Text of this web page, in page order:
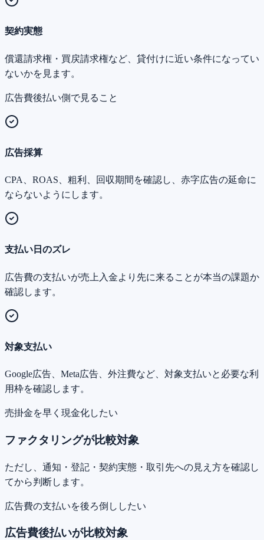
契約実態
償還請求権・買戻請求権など、貸付けに近い条件になってい
ないかを見ます。
広告費後払い側で見ること
広告採算
CPA、ROAS、粗利、回収期間を確認し、赤字広告の延命に
ならないようにします。
支払い日のズレ
広告費の支払いが売上入金より先に来ることが本当の課題か
確認します。
対象支払い
Google広告、Meta広告、外注費など、対象支払いと必要な利
用枠を確認します。
売掛金を早く現金化したい
ファクタリングが比較対象
ただし、通知・登記・契約実態・取引先への見え方を確認し
てから判断します。
広告費の支払いを後ろ倒ししたい
広告費後払いが比較対象